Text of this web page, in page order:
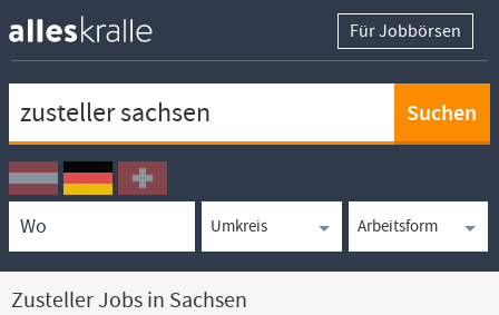
Für Jobbörsen
Ortssuche
Umkreissuche
Arbeitsform
Zusteller Jobs in Sachsen